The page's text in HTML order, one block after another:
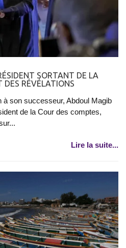
SORTANT DE LA
DES RÉVÉLATIONS
à son successeur, Abdoul Magib
de la Cour des comptes,
Lire la suite...